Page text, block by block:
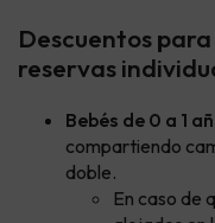
Descuentos
reservas
Bebés de 0 a 1
compartiendo
doble.
En caso de